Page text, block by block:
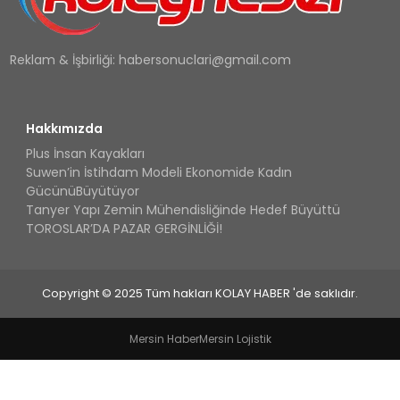
Reklam & İşbirliği: habersonuclari@gmail.com
Hakkımızda
Plus İnsan Kayakları
Suwen’in İstihdam Modeli Ekonomide Kadın
GücünüBüyütüyor
Tanyer Yapı Zemin Mühendisliğinde Hedef Büyüttü
TOROSLAR’DA PAZAR GERGİNLİĞİ!
Copyright © 2025 Tüm hakları KOLAY HABER 'de saklıdır.
Mersin HaberMersin Lojistik